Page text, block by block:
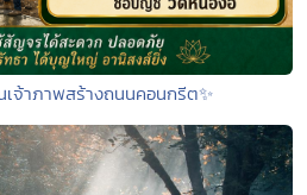
เจ้าภาพสร้างถนนคอนกรีต✨